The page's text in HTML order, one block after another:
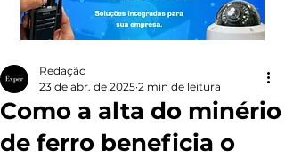
Como a alta do minério
de ferro beneficia o
Redação
23 de abr. de 2025 2 min de leitura